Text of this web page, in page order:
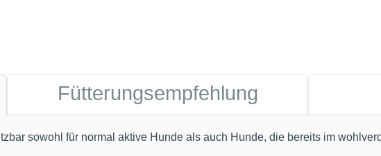
Fütterungsempfehlung
sowohl für normal aktive Hunde als auch Hunde, die bereits im